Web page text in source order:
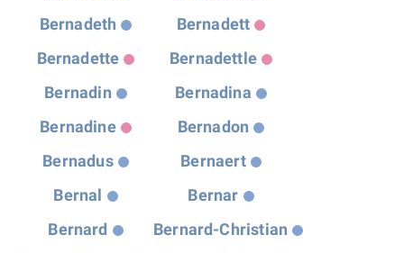
Bernadeth
Bernadett
Bernadette
Bernadettle
Bernadin
Bernadina
Bernadine
Bernadon
Bernadus
Bernaert
Bernal
Bernar
Bernard
Bernard-Christian